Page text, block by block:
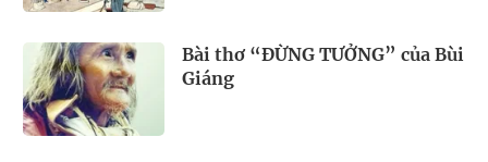
Bài thơ “ĐỪNG TƯỞNG” của Bùi
Giáng